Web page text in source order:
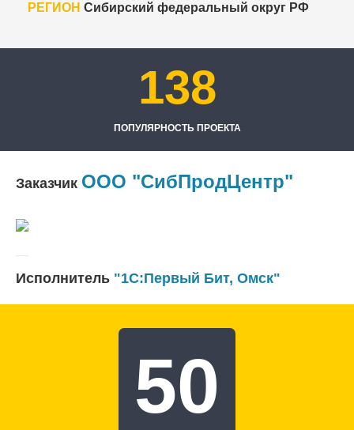
РЕГИОН Сибирский федеральный округ РФ
138
ПОПУЛЯРНОСТЬ ПРОЕКТА
Заказчик ООО "СибПродЦентр"
Исполнитель "1С:Первый Бит, Омск"
50